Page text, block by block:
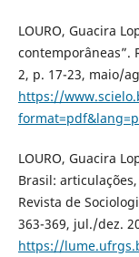
LOURO, Guacira
contemporâneas”.
2, p. 17-23, maio/
https://
LOURO, Guacira
Brasil:
Revista de
363-369, jul./dez.
https://